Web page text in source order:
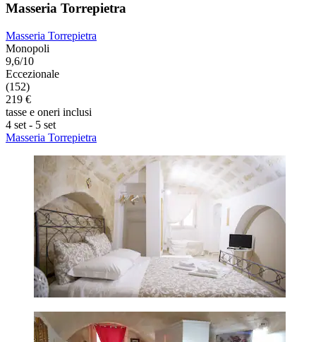
Masseria Torrepietra
Masseria Torrepietra
Monopoli
9,6/10
Eccezionale
(152)
219 €
tasse e oneri inclusi
4 set - 5 set
Masseria Torrepietra